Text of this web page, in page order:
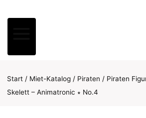
Start / Miet-Katalog / Piraten / Piraten
Skelett – Animatronic ∗ No.4